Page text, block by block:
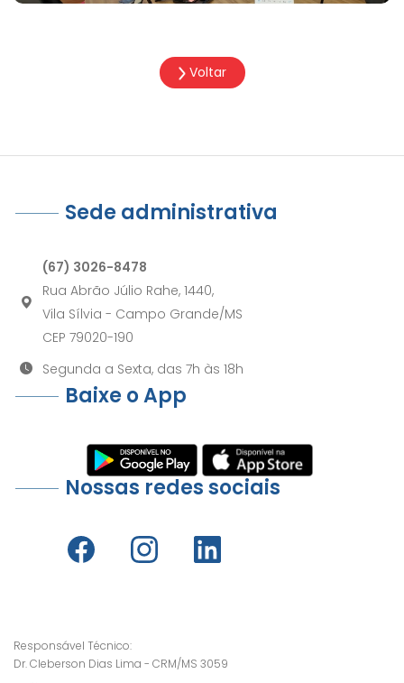
Voltar
Sede administrativa
(67) 3026-8478
Rua Abrão Júlio Rahe, 1440,
Vila Sílvia - Campo Grande/MS
CEP 79020-190
Segunda a Sexta, das 7h às 18h
Baixe o App
Nossas redes sociais
Responsável Técnico:
Dr. Cleberson Dias Lima - CRM/MS 3059